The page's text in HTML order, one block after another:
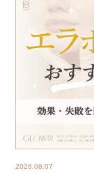
2026.08.07